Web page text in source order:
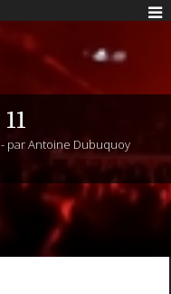
par Antoine Dubuquoy